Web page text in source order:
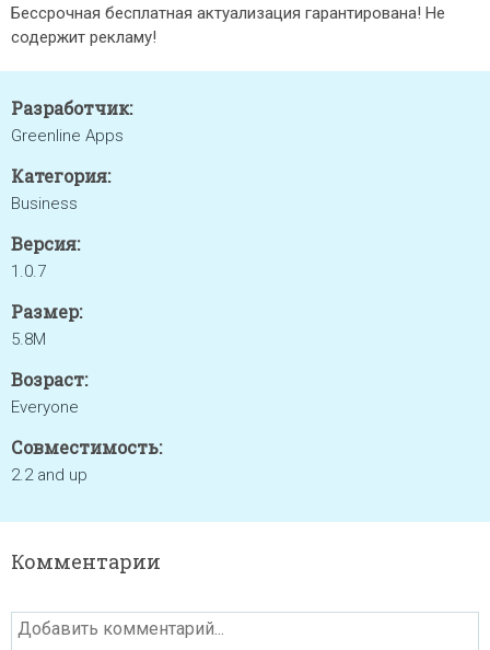
Бессрочная бесплатная актуализация гарантирована! Не
содержит рекламу!
Разработчик:
Greenline Apps
Категория:
Business
Версия:
1.0.7
Размер:
5.8M
Возраст:
Everyone
Совместимость:
2.2 and up
Комментарии